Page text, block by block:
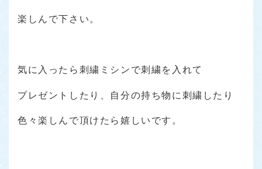
楽しんで下さい。
気に入ったら刺繍ミシンで刺繍を入れて
プレゼントしたり、自分の持ち物に刺繍したり
色々楽しんで頂けたら嬉しいです。